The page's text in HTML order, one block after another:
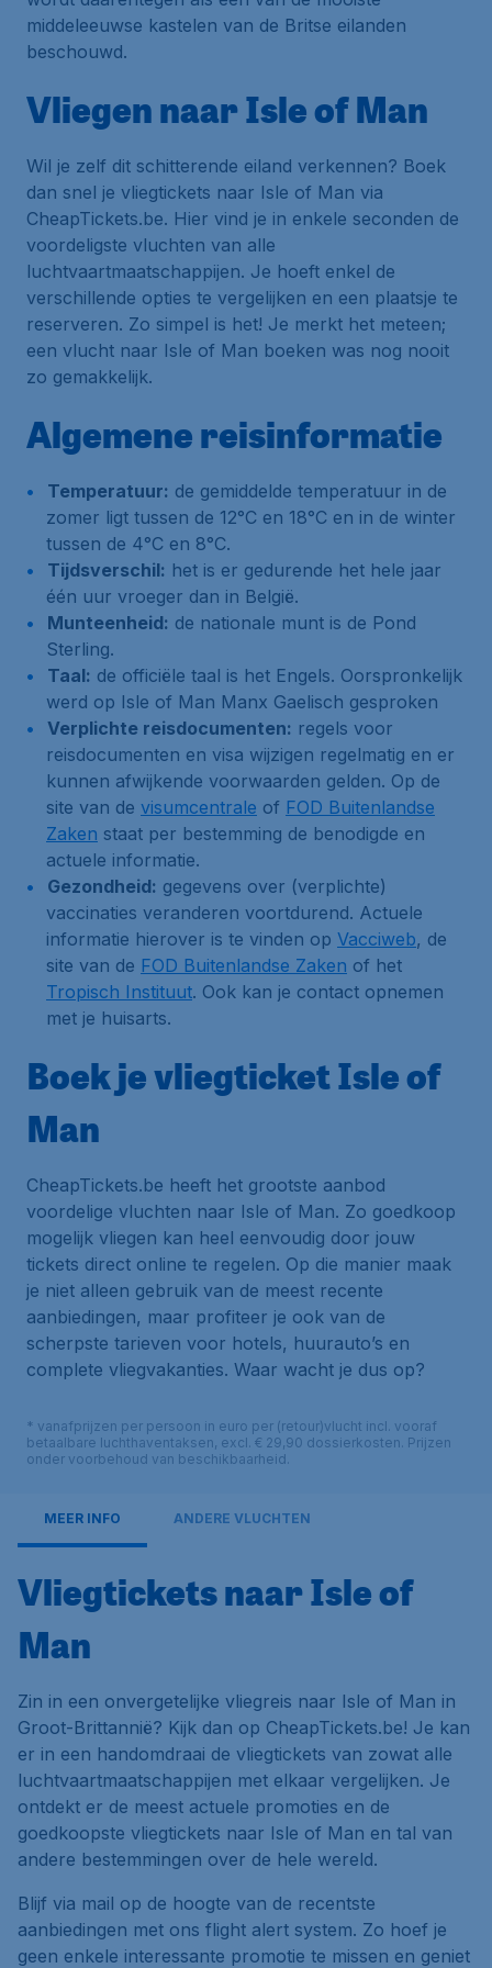
middeleeuwse kastelen van de Britse eilanden
beschouwd.
Vliegen naar Isle of Man
Wil je zelf dit schitterende eiland verkennen? Boek
dan snel je vliegtickets naar Isle of Man via
CheapTickets.be. Hier vind je in enkele seconden de
voordeligste vluchten van alle
luchtvaartmaatschappijen. Je hoeft enkel de
verschillende opties te vergelijken en een plaatsje te
reserveren. Zo simpel is het! Je merkt het meteen;
een vlucht naar Isle of Man boeken was nog nooit
zo gemakkelijk.
Algemene reisinformatie
Temperatuur: de gemiddelde temperatuur in de
zomer ligt tussen de 12°C en 18°C en in de winter
tussen de 4°C en 8°C.
Tijdsverschil: het is er gedurende het hele jaar
één uur vroeger dan in België.
Munteenheid: de nationale munt is de Pond
Sterling.
Taal: de officiële taal is het Engels. Oorspronkelijk
werd op Isle of Man Manx Gaelisch gesproken
Verplichte reisdocumenten: regels voor
reisdocumenten en visa wijzigen regelmatig en er
kunnen afwijkende voorwaarden gelden. Op de
site van de visumcentrale of FOD Buitenlandse
Zaken staat per bestemming de benodigde en
actuele informatie.
Gezondheid: gegevens over (verplichte)
vaccinaties veranderen voortdurend. Actuele
informatie hierover is te vinden op Vacciweb, de
site van de FOD Buitenlandse Zaken of het
Tropisch Instituut. Ook kan je contact opnemen
met je huisarts.
Boek je vliegticket Isle of
Man
CheapTickets.be heeft het grootste aanbod
voordelige vluchten naar Isle of Man. Zo goedkoop
mogelijk vliegen kan heel eenvoudig door jouw
tickets direct online te regelen. Op die manier maak
je niet alleen gebruik van de meest recente
aanbiedingen, maar profiteer je ook van de
scherpste tarieven voor hotels, huurauto’s en
complete vliegvakanties. Waar wacht je dus op?
* vanafprijzen per persoon in euro per (retour)vlucht incl. vooraf
betaalbare luchthaventaksen, excl. € 29,90 dossierkosten. Prijzen
onder voorbehoud van beschikbaarheid.
MEER INFO ANDERE VLUCHTEN
Vliegtickets naar Isle of
Man
Zin in een onvergetelijke vliegreis naar Isle of Man in
Groot-Brittannië? Kijk dan op CheapTickets.be! Je kan
er in een handomdraai de vliegtickets van zowat alle
luchtvaartmaatschappijen met elkaar vergelijken. Je
ontdekt er de meest actuele promoties en de
goedkoopste vliegtickets naar Isle of Man en tal van
andere bestemmingen over de hele wereld.
Blijf via mail op de hoogte van de recentste
aanbiedingen met ons flight alert system. Zo hoef je
geen enkele interessante promotie te missen en geniet